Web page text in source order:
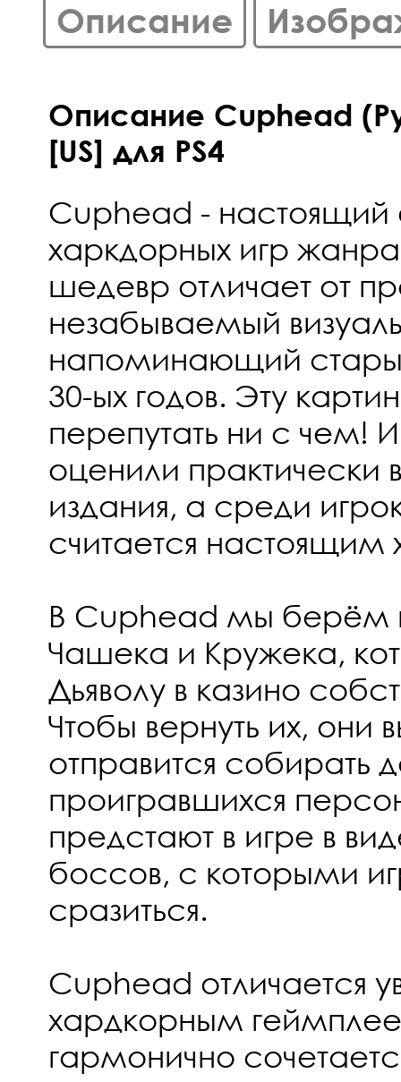
Описание
Описание Cuphead
[US] для PS4
Cuphead -
харкдорных игр
шедевр отличает от
незабываемый
напоминающий
30-ых годов. Эту
перепутать ни с чем!
оценили практически
издания, а среди
считается настоящим
В Cuphead мы берём
Чашека и Кружека,
Дьяволу в казино
Чтобы вернуть их, они
отправится собирать
проигравшихся
предстают в игре в
боссов, с которыми
сразиться.
Cuphead отличается
хардкорным
гармонично